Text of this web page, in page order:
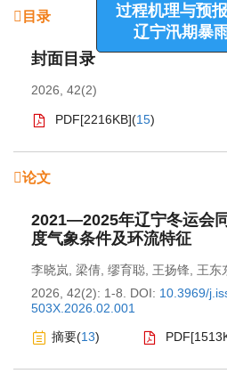
目录
封面目录
2026, 42(2)
PDF[2216KB](15)
论文
2021—2025年辽宁冬运会
度气象条件及环流特征
李晓岚 梁倩 缪育聪 王扬锋 王东
2026, 42(2): 1-8.
DOI: 10.3969/
503X.2026.02.001
摘要(13) PDF[
专题征稿：东北
过程机理与预
辽宁汛期暴雨